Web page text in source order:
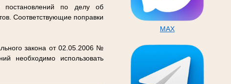
MAX
по делу об
Соответствующие поправки
закона от 02.05.2006 №
необходимо использовать